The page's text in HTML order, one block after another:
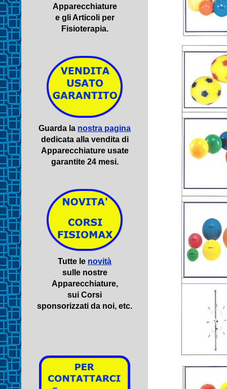
Apparecchiature
e gli Articoli per
Fisioterapia.
Guarda la nostra pagina
dedicata alla vendita di
Apparecchiature usate
garantite 24 mesi.
Tutte le novità
sulle nostre
Apparecchiature,
sui Corsi
sponsorizzati da noi, etc.